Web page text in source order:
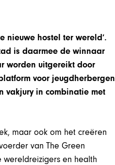
nieuwe hostel ter wereld’.
is daarmee de winnaar
worden uitgereikt door
voor jeugdherbergen
vakjury in combinatie met
maar ook om het creëren
van The Green
wereldreizigers en health